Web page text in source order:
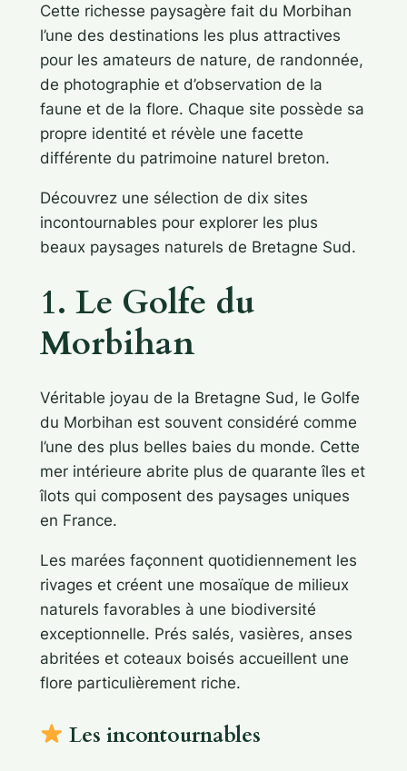
Cette richesse paysagère fait du Morbihan
l’une des destinations les plus attractives
pour les amateurs de nature, de randonnée,
de photographie et d’observation de la
faune et de la flore. Chaque site possède sa
propre identité et révèle une facette
différente du patrimoine naturel breton.
Découvrez une sélection de dix sites
incontournables pour explorer les plus
beaux paysages naturels de Bretagne Sud.
1. Le Golfe du
Morbihan
Véritable joyau de la Bretagne Sud, le Golfe
du Morbihan est souvent considéré comme
l’une des plus belles baies du monde. Cette
mer intérieure abrite plus de quarante îles et
îlots qui composent des paysages uniques
en France.
Les marées façonnent quotidiennement les
rivages et créent une mosaïque de milieux
naturels favorables à une biodiversité
exceptionnelle. Prés salés, vasières, anses
abritées et coteaux boisés accueillent une
flore particulièrement riche.
Les incontournables